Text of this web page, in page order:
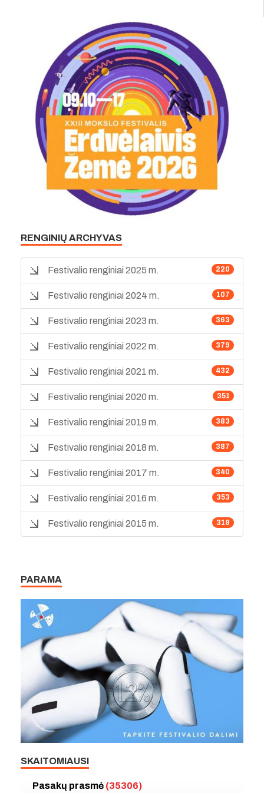
RENGINIŲ ARCHYVAS
220
Festivalio renginiai 2025 m.
107
Festivalio renginiai 2024 m.
363
Festivalio renginiai 2023 m.
379
Festivalio renginiai 2022 m.
432
Festivalio renginiai 2021 m.
351
Festivalio renginiai 2020 m.
383
Festivalio renginiai 2019 m.
387
Festivalio renginiai 2018 m.
340
Festivalio renginiai 2017 m.
353
Festivalio renginiai 2016 m.
319
Festivalio renginiai 2015 m.
PARAMA
SKAITOMIAUSI
Pasakų prasmė (35306)